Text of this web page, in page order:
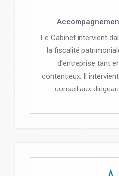
Le Cabinet intervient
la fiscalité
d’entreprise tant
contentieux. Il
conseil aux